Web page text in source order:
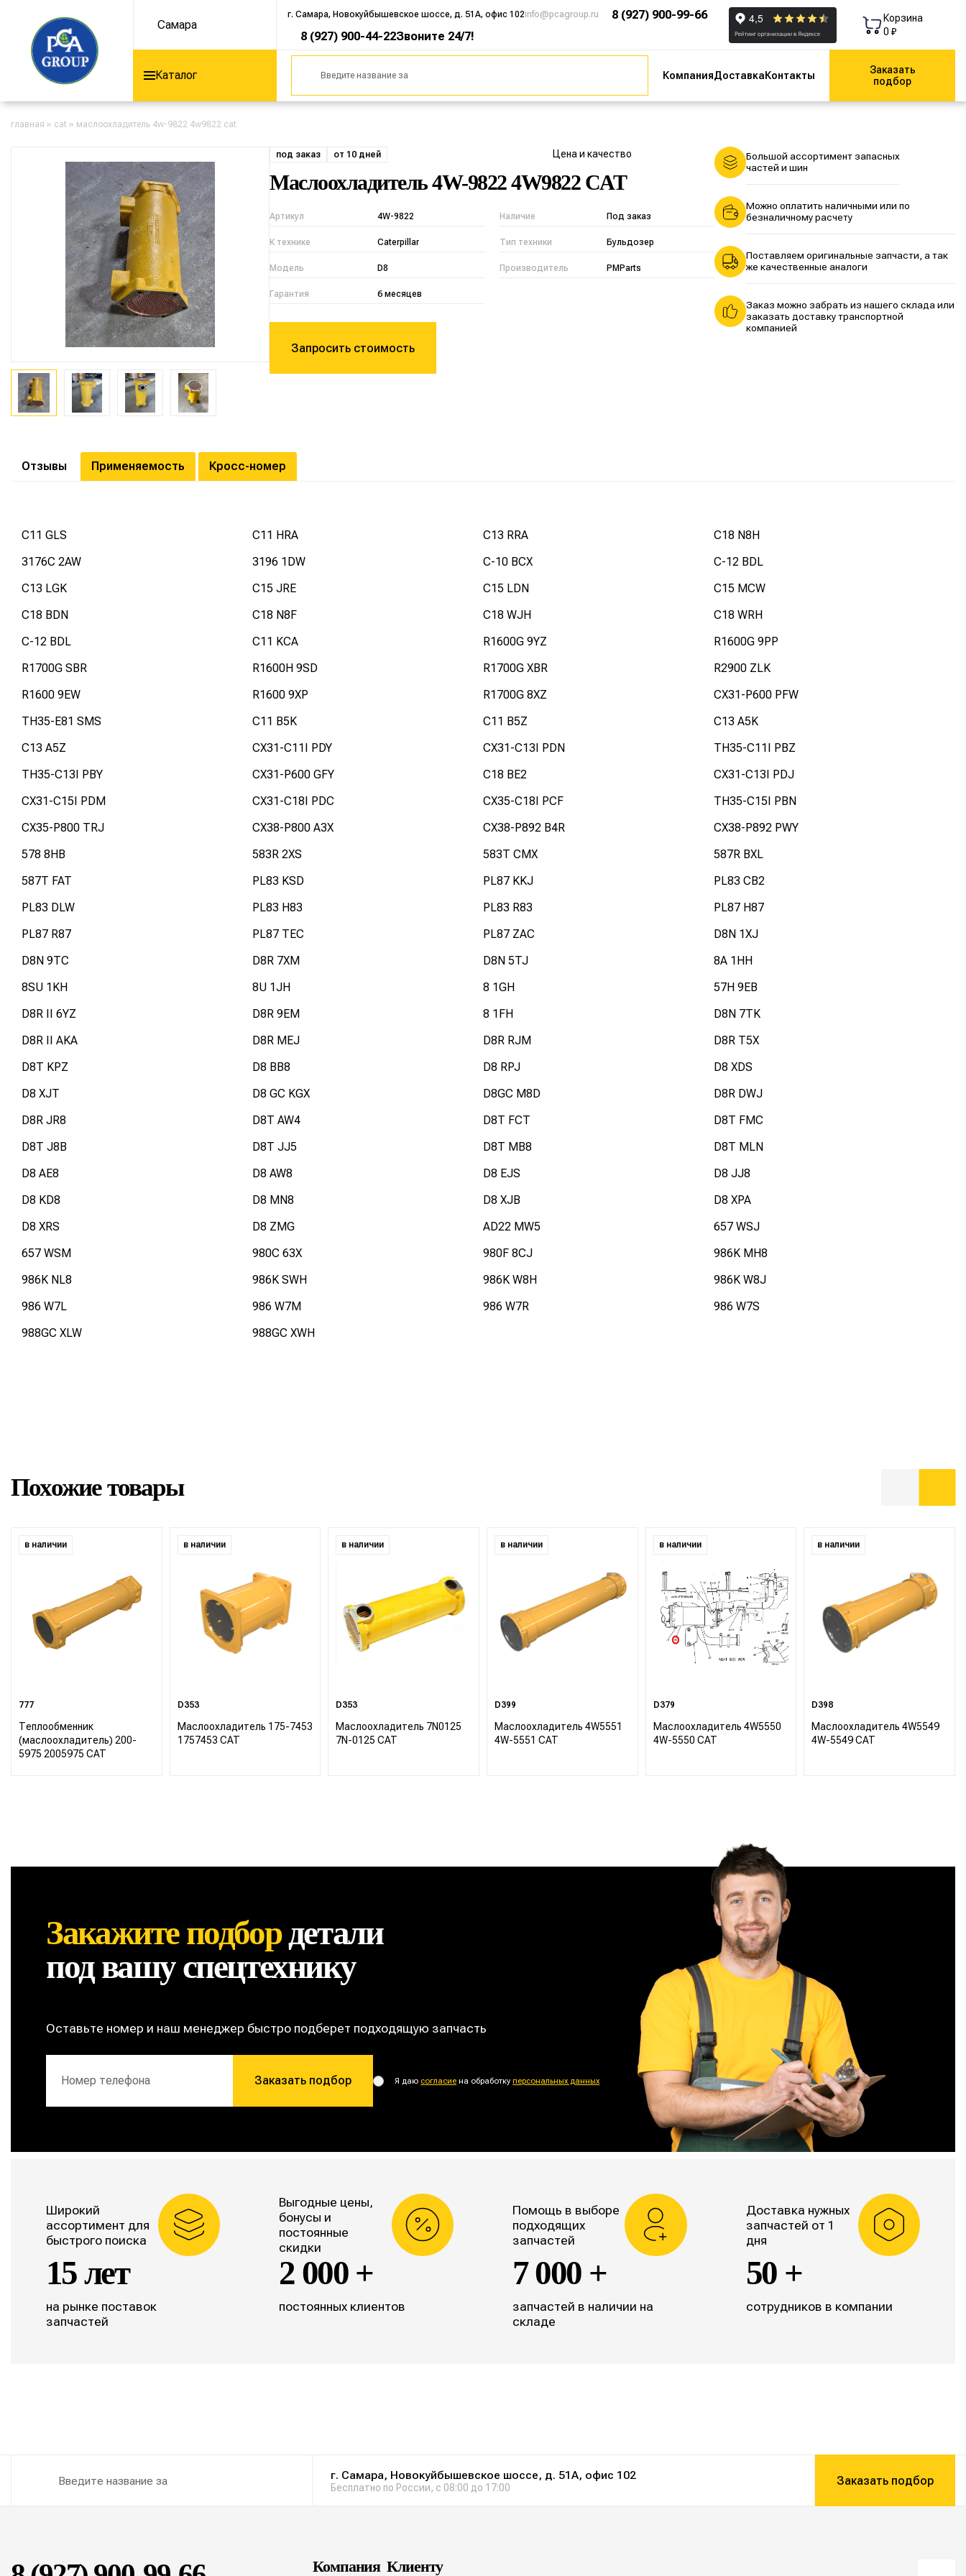
Самара
г. Самара, Новокуйбышевское шоссе, д. 51А, офис 102info@pcagroup.ru
8 (927) 900-99-66
8 (927) 900-44-22Звоните 24/7!
Корзина
0 ₽
Каталог КомпанияДоставкаКонтакты
Заказать
подбор
главная » cat » маслоохладитель 4w-9822 4w9822 cat
под заказ от 10 дней Цена и качество
Маслоохладитель 4W-9822 4W9822 CAT
Артикул 4W-9822 Наличие Под заказ
К технике Caterpillar Тип техники Бульдозер
Модель D8 Производитель PMParts
Гарантия 6 месяцев
Запросить стоимость
Большой ассортимент запасных
частей и шин
Можно оплатить наличными или по
безналичному расчету
Поставляем оригинальные запчасти, а так
же качественные аналоги
Заказ можно забрать из нашего склада или
заказать доставку транспортной
компанией
Отзывы Применяемость Кросс-номер
C11 GLS C11 HRA C13 RRA
C18 N8H
3176C 2AW
3196 1DW C-10 BCX
C-12 BDL
C13 LGK
C15 JRE C15 LDN
C15 MCW
C18 BDN
C18 N8F C18 WJH
C18 WRH
C-12 BDL
C11 KCA R1600G 9YZ
R1600G 9PP
R1700G SBR
R1600H 9SD R1700G XBR
R2900 ZLK
R1600 9EW
R1600 9XP R1700G 8XZ
CX31-P600 PFW
TH35-E81 SMS
C11 B5K C11 B5Z
C13 A5K
C13 A5Z
CX31-C11I PDY CX31-C13I PDN
TH35-C11I PBZ
TH35-C13I PBY
CX31-P600 GFY C18 BE2
CX31-C13I PDJ
CX31-C15I PDM
CX31-C18I PDC CX35-C18I PCF
TH35-C15I PBN
CX35-P800 TRJ
CX38-P800 A3X CX38-P892 B4R
CX38-P892 PWY
578 8HB
583R 2XS 583T CMX
587R BXL
587T FAT
PL83 KSD PL87 KKJ
PL83 CB2
PL83 DLW
PL83 H83 PL83 R83
PL87 H87
PL87 R87
PL87 TEC PL87 ZAC
D8N 1XJ
D8N 9TC
D8R 7XM D8N 5TJ
8A 1HH
8SU 1KH
8U 1JH 8 1GH
57H 9EB
D8R II 6YZ
D8R 9EM 8 1FH
D8N 7TK
D8R II AKA
D8R MEJ D8R RJM
D8R T5X
D8T KPZ
D8 BB8 D8 RPJ
D8 XDS
D8 XJT
D8 GC KGX D8GC M8D
D8R DWJ
D8R JR8
D8T AW4 D8T FCT
D8T FMC
D8T J8B
D8T JJ5 D8T MB8
D8T MLN
D8 AE8
D8 AW8 D8 EJS
D8 JJ8
D8 KD8
D8 MN8 D8 XJB
D8 XPA
D8 XRS
D8 ZMG AD22 MW5
657 WSJ
657 WSM
980C 63X 980F 8CJ
986K MH8
986K NL8
986K SWH 986K W8H
986K W8J
986 W7L
986 W7M 986 W7R
986 W7S
988GC XLW
988GC XWH
Похожие товары
в наличии
777
Теплообменник
(маслоохладитель) 200-
5975 2005975 CAT
в наличии
D353
Маслоохладитель 175-7453
1757453 CAT
в наличии
D353
Маслоохладитель 7N0125
7N-0125 CAT
в наличии
D399
Маслоохладитель 4W5551
4W-5551 CAT
в наличии
D379
Маслоохладитель 4W5550
4W-5550 CAT
в наличии
D398
Маслоохладитель 4W5549
4W-5549 CAT
Закажите подбордетали
под вашу спецтехнику
Оставьте номер и наш менеджер быстро подберет подходящую запчасть
Заказать подбор Я даю согласие на обработкуперсональных данных
Широкий
ассортимент для
быстрого поиска
15 лет
на рынке поставок
запчастей
Выгодные цены,
бонусы и
постоянные
скидки
2 000 +
постоянных клиентов
Помощь в выборе
подходящих
запчастей
7 000 +
запчастей в наличии на
складе
Доставка нужных
запчастей от 1
дня
50 +
сотрудников в компании
г. Самара, Новокуйбышевское шоссе, д. 51А, офис 102
Бесплатно по России, с 08:00 до 17:00 Заказать подбор
Компания Клиенту